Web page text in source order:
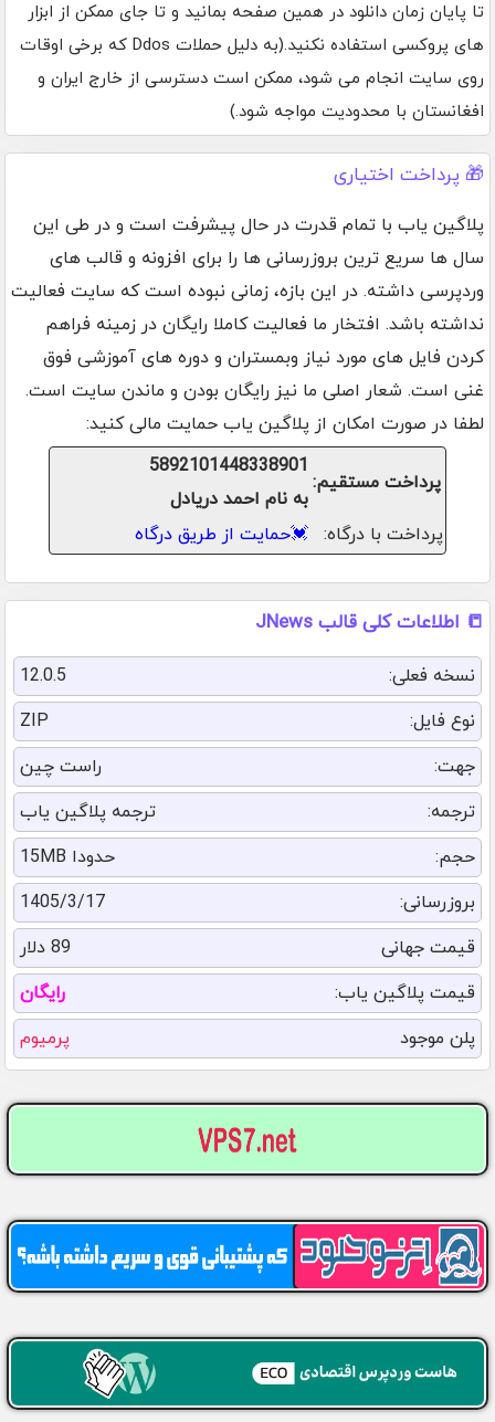
تا پایان زمان دانلود در همین صفحه بمانید و تا جای ممکن از ابزار
های پروکسی استفاده نکنید.(به دلیل حملات Ddos که برخی اوقات
روی سایت انجام می شود، ممکن است دسترسی از خارج ایران و
افغانستان با محدودیت مواجه شود.)
🎁 پرداخت اختیاری
پلاگین یاب با تمام قدرت در حال پیشرفت است و در طی این
سال ها سریع ترین بروزرسانی ها را برای افزونه و قالب های
وردپرسی داشته. در این بازه، زمانی نبوده است که سایت فعالیت
نداشته باشد. افتخار ما فعالیت کاملا رایگان در زمینه فراهم
کردن فایل های مورد نیاز وبمستران و دوره های آموزشی فوق
غنی است. شعار اصلی ما نیز رایگان بودن و ماندن سایت است.
لطفا در صورت امکان از پلاگین یاب حمایت مالی کنید:
پرداخت مستقیم:
5892101448338901
به نام احمد دریادل
پرداخت با درگاه:
💓حمایت از طریق درگاه
📒 اطلاعات کلی قالب JNews
نسخه فعلی:
12.0.5
نوع فایل:
ZIP
جهت:
راست چین
ترجمه:
ترجمه پلاگین یاب
حجم:
حدودا 15MB
بروزرسانی:
1405/3/17
قیمت جهانی
89 دلار
قیمت پلاگین یاب:
رایگان
پلن موجود
پرمیوم